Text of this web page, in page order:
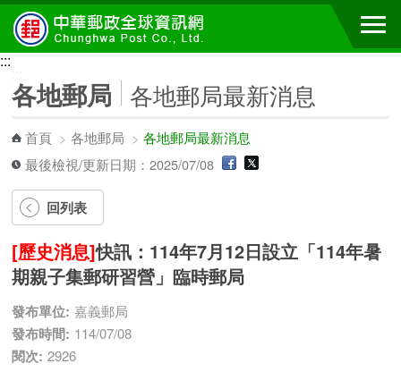
跳到主要內容區塊
:::
各地郵局 各地郵局最新消息
首頁 >各地郵局 >各地郵局最新消息
最後檢視/更新日期：2025/07/08
回列表
[歷史消息]快訊：114年7月12日設立「114年暑
期親子集郵研習營」臨時郵局
發布單位: 嘉義郵局
發布時間: 114/07/08
閱次: 2926